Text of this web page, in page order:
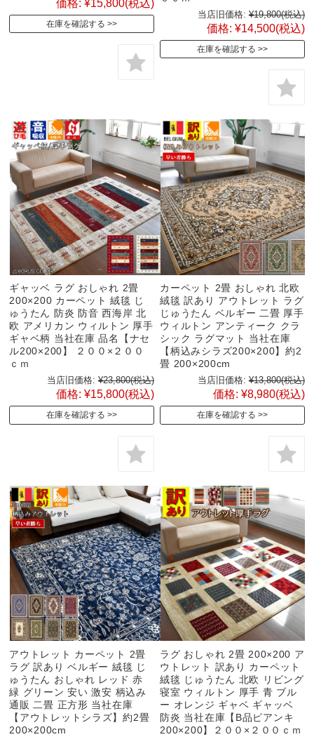
価格: ¥15,800(税込)
在庫を確認する
当店旧価格: ¥19,800(税込)
価格: ¥14,500(税込)
在庫を確認する
ギャッベ ラグ おしゃれ 2畳
200×200 カーペット 絨毯 じ
ゅうたん 防炎 防音 西海岸 北
欧 アメリカン ウィルトン 厚手
ギャベ柄 当社在庫 品名【ナセ
ル200×200】 ２００×２００
ｃｍ
当店旧価格: ¥23,800(税込)
価格: ¥15,800(税込)
在庫を確認する
カーペット 2畳 おしゃれ 北欧
絨毯 訳あり アウトレット ラグ
じゅうたん ベルギー 二畳 厚手
ウィルトン アンティーク クラ
シック ラグマット 当社在庫
【柄込みシラズ200×200】約2
畳 200×200cm
当店旧価格: ¥13,800(税込)
価格: ¥8,980(税込)
在庫を確認する
アウトレット カーペット 2畳
ラグ 訳あり ベルギー 絨毯 じ
ゅうたん おしゃれ レッド 赤
緑 グリーン 安い 激安 柄込み
通販 二畳 正方形 当社在庫
【アウトレットシラズ】約2畳
200×200cm
ラグ おしゃれ 2畳 200×200 ア
ウトレット 訳あり カーペット
絨毯 じゅうたん 北欧 リビング
寝室 ウィルトン 厚手 青 ブル
ー オレンジ ギャベ ギャッベ
防炎 当社在庫【B品ピアンキ
200×200】２００×２００ｃｍ